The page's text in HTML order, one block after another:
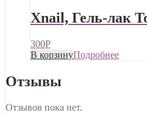
Xnail, Гель-лак
300Р
В корзинуПодробнее
Отзывы
Отзывов пока нет.